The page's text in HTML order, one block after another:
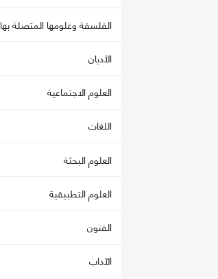
الفلسفة وعلومها المتصلة بها
الأديان
العلوم الاجتماعية
اللغات
العلوم البحثة
العلوم التطبيقية
الفنون
الآداب